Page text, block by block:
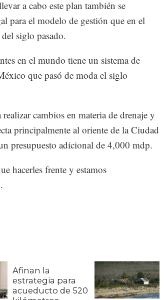
a cabo este plan también se
para el modelo de gestión que en el
siglo pasado.
en el mundo tiene un sistema de
que pasó de moda el siglo
cambios en materia de drenaje y
principalmente al oriente de la Ciudad
presupuesto adicional de 4,000 mdp.
hacerles frente y estamos
Afinan la
estrategia para
acueducto de 520